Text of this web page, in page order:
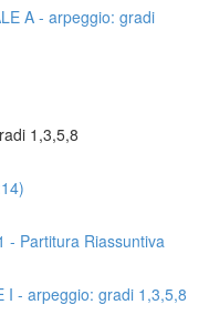
A - arpeggio: gradi
1,3,5,8
- Partitura Riassuntiva
I - arpeggio: gradi 1,3,5,8